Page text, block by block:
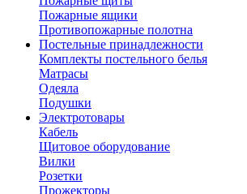
Пожарные ящики
Противопожарные полотна
Постельные принадлежности
Комплекты постельного белья
Матрасы
Одеяла
Подушки
Электротовары
Кабель
Щитовое оборудование
Вилки
Розетки
Прожекторы